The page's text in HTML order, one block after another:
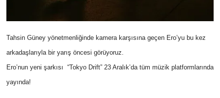
Tahsin Güney yönetmenliğinde kamera karşısına geçen Ero’yu bu kez
arkadaşlarıyla bir yarış öncesi görüyoruz.
Ero’nun yeni şarkısı “Tokyo Drift” 23 Aralık’da tüm müzik platformlarında
yayında!